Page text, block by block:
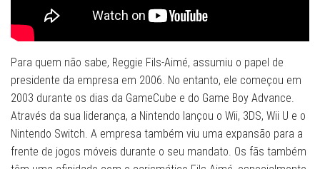
Para quem não sabe, Reggie Fils-Aimé, assumiu o papel de
presidente da empresa em 2006. No entanto, ele começou em
2003 durante os dias da GameCube e do Game Boy Advance.
Através da sua liderança, a Nintendo lançou o Wii, 3DS, Wii U e o
Nintendo Switch. A empresa também viu uma expansão para a
frente de jogos móveis durante o seu mandato. Os fãs também